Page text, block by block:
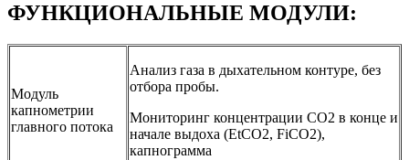
ФУНКЦИОНАЛЬНЫЕ МОДУЛИ:
Модуль
капнометрии
главного потока
Анализ газа в дыхательном контуре, без
отбора пробы.
Мониторинг концентрации СО2 в конце и
начале выдоха (EtСО2, FiСО2),
капнограмма